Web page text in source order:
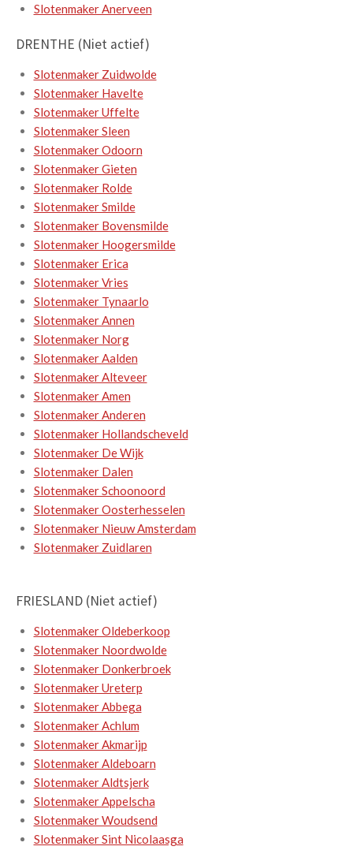
Slotenmaker Anerveen
DRENTHE (Niet actief)
Slotenmaker Zuidwolde
Slotenmaker Havelte
Slotenmaker Uffelte
Slotenmaker Sleen
Slotenmaker Odoorn
Slotenmaker Gieten
Slotenmaker Rolde
Slotenmaker Smilde
Slotenmaker Bovensmilde
Slotenmaker Hoogersmilde
Slotenmaker Erica
Slotenmaker Vries
Slotenmaker Tynaarlo
Slotenmaker Annen
Slotenmaker Norg
Slotenmaker Aalden
Slotenmaker Alteveer
Slotenmaker Amen
Slotenmaker Anderen
Slotenmaker Hollandscheveld
Slotenmaker De Wijk
Slotenmaker Dalen
Slotenmaker Schoonoord
Slotenmaker Oosterhesselen
Slotenmaker Nieuw Amsterdam
Slotenmaker Zuidlaren
FRIESLAND (Niet actief)
Slotenmaker Oldeberkoop
Slotenmaker Noordwolde
Slotenmaker Donkerbroek
Slotenmaker Ureterp
Slotenmaker Abbega
Slotenmaker Achlum
Slotenmaker Akmarijp
Slotenmaker Aldeboarn
Slotenmaker Aldtsjerk
Slotenmaker Appelscha
Slotenmaker Woudsend
Slotenmaker Sint Nicolaasga